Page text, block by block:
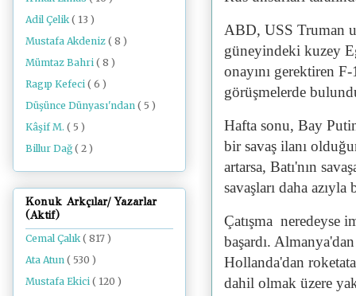
ABD, USS Truman
güneyindeki kuzey
onayını gerektiren
görüşmelerde
Hafta sonu, Bay
bir savaş ilanı
artarsa, Batı'nın
savaşları daha azıyla
Çatışma neredeyse
başardı.
Hollanda'dan
dahil olmak üzere
Adil Çelik ( 13 )
Mustafa Akdeniz ( 8 )
Mümtaz Bahri ( 8 )
Ragıp Kefeci ( 6 )
Düşünce Dünyası'ndan ( 5 )
Kâşif M. ( 5 )
Billur Dağ ( 2 )
Konuk Arkçılar/ Yazarlar
(Aktif)
Cemal Çalık( 817 )
Ata Atun ( 530 )
Mustafa Ekici ( 120 )